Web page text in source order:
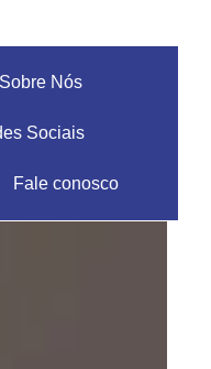
Sobre Nós
Sociais
Fale conosco